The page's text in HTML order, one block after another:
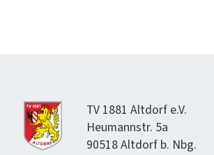
TV 1881 Alt­dorf e.V.
Heumannstr. 5a
90518 Alt­dorf b. Nbg.